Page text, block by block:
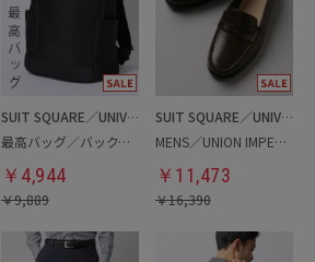
SUIT SQUARE／UNIVERSAL LANGUAGE
最高バッグ／バックパック
￥ 4,944
￥9,889
SUIT SQUARE／UNIVERSAL LANGUAGE
MENS／UNION IMPERIAL監修／コインローファー
￥ 11,473
￥16,390